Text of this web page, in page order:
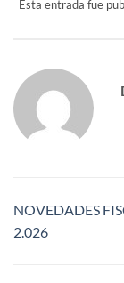
Esta entrada fue
NOVEDADES
2.026